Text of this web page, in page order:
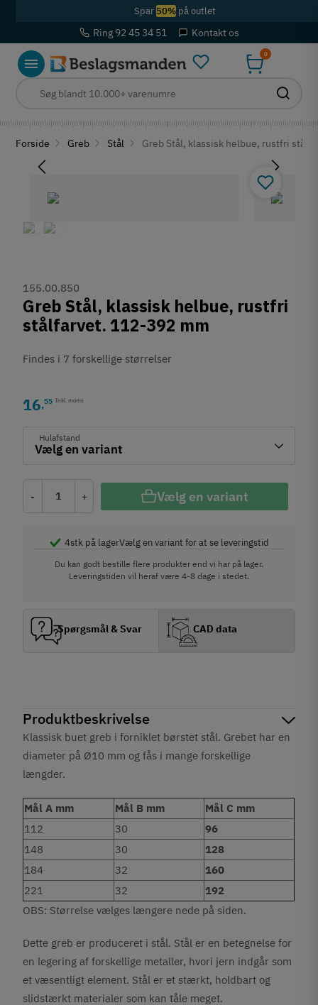
Spar 50%på outlet
Ring 92 45 34 51 Kontakt os
0
Forside Greb Stål Greb Stål, klassisk helbue, rustfri
Produktbeskrivelse
Klassisk buet greb i forniklet børstet stål. Grebet har en
diameter på Ø10 mm og fås i mange forskellige
længder.
Mål A mm Mål B mm
Mål C mm
112
30
96
148
30
128
184
32
160
221
32
192
OBS: Størrelse vælges længere nede på siden.
Dette greb er produceret i stål. Stål er en betegnelse for
en legering af forskellige metaller, hvori jern indgår som
et væsentligt element. Stål er et stærkt, holdbart og
slidstærkt materialer som kan tåle meget.
155.00.850
Greb Stål, klassisk helbue, rustfri
stålfarvet. 112-392 mm
Findes i 7 forskellige størrelser
16,55 Inkl. moms
Hulafstand
- + Vælg en variant
4stk på lagerVælg en variant for at se leveringstid
Du kan godt bestille flere produkter end vi har på lager.
Leveringstiden vil heraf være 4-8 dage i stedet.
Spørgsmål & Svar CAD data